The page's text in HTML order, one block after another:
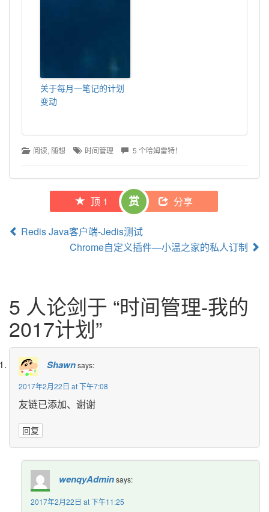
关于每月一笔记的计划
变动
阅读, 随想 时间管理 5 个哈姆雷特！
顶 1 赏 分享
Post
navigation
Redis Java客户端-Jedis测试
Chrome自定义插件—小温之家的私人订制
5 人论剑于 “时间管理-我的
2017计划”
Shawnsays:
2017年2月22日 at 下午7:08
友链已添加、谢谢
回复
wenqyAdminsays:
2017年2月22日 at 下午11:25